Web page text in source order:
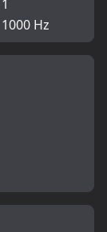
1
1000 Hz